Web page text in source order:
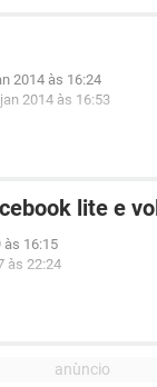
2014 às 16:24
2014 às 16:53
lite e
às 16:15
às 22:24